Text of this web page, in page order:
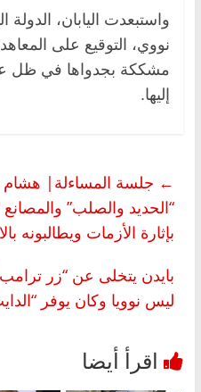
واستبعدت اليابان،
نووي، التوقيع على
مشككة بجدواها في ظل
إليها.
← جلسة المساءلة|
“الحديد والصلب”
بإثارة الأزمات ويطالبونه
بايدن يتخلى عن “زر ترامب
ليس نوويا وكان يوفر